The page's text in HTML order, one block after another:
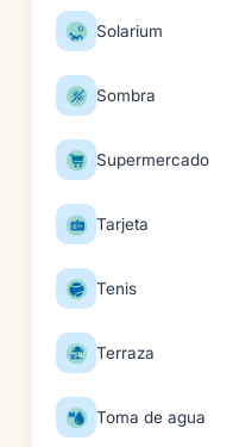
Solarium
Sombra
Supermercado
Tarjeta
Tenis
Terraza
Toma de agua